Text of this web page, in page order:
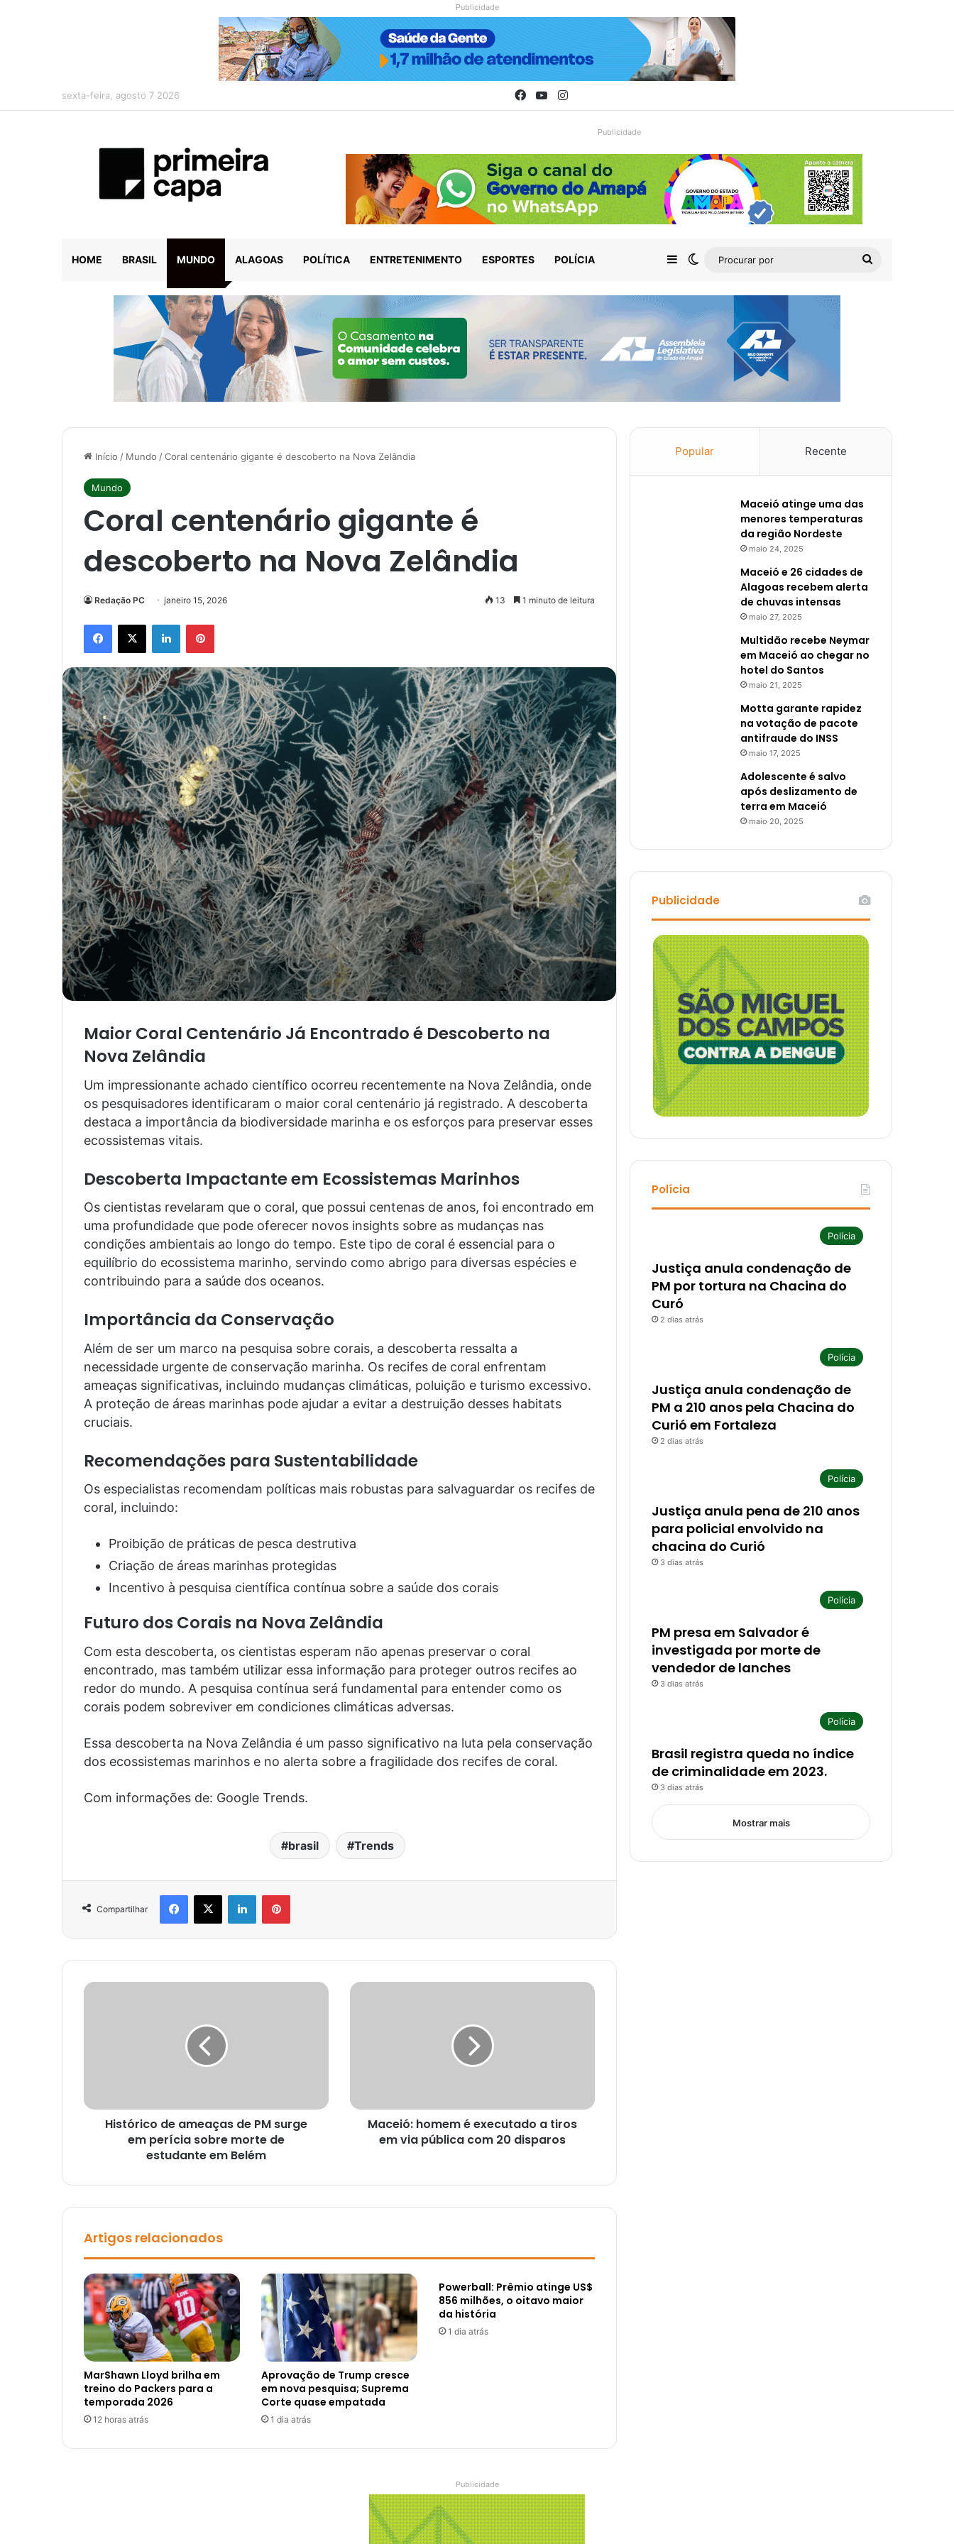
Publicidade
sexta-feira, agosto 7 2026 Facebook
YouTubeInstagram
Publicidade
HOME BRASIL MUNDO ALAGOAS POLÍTICA ENTRETENIMENTO ESPORTES POLÍCIA Barra Lateral
Switch skin
Procurar
Início / Mundo /Coral centenário gigante é descoberto na Nova Zelândia
Mundo
Coral centenário gigante é
descoberto na Nova Zelândia
Redação PC janeiro 15, 2026 13 1 minuto de leitura
Facebook
X LinkedinPinterest
Maior Coral Centenário Já Encontrado é Descoberto na
Nova Zelândia
Um impressionante achado científico ocorreu recentemente na Nova Zelândia, onde
os pesquisadores identificaram o maior coral centenário já registrado. A descoberta
destaca a importância da biodiversidade marinha e os esforços para preservar esses
ecossistemas vitais.
Descoberta Impactante em Ecossistemas Marinhos
Os cientistas revelaram que o coral, que possui centenas de anos, foi encontrado em
uma profundidade que pode oferecer novos insights sobre as mudanças nas
condições ambientais ao longo do tempo. Este tipo de coral é essencial para o
equilíbrio do ecossistema marinho, servindo como abrigo para diversas espécies e
contribuindo para a saúde dos oceanos.
Importância da Conservação
Além de ser um marco na pesquisa sobre corais, a descoberta ressalta a
necessidade urgente de conservação marinha. Os recifes de coral enfrentam
ameaças significativas, incluindo mudanças climáticas, poluição e turismo excessivo.
A proteção de áreas marinhas pode ajudar a evitar a destruição desses habitats
cruciais.
Recomendações para Sustentabilidade
Os especialistas recomendam políticas mais robustas para salvaguardar os recifes de
coral, incluindo:
Proibição de práticas de pesca destrutiva
Criação de áreas marinhas protegidas
Incentivo à pesquisa científica contínua sobre a saúde dos corais
Futuro dos Corais na Nova Zelândia
Com esta descoberta, os cientistas esperam não apenas preservar o coral
encontrado, mas também utilizar essa informação para proteger outros recifes ao
redor do mundo. A pesquisa contínua será fundamental para entender como os
corais podem sobreviver em condiciones climáticas adversas.
Essa descoberta na Nova Zelândia é um passo significativo na luta pela conservação
dos ecossistemas marinhos e no alerta sobre a fragilidade dos recifes de coral.
Com informações de: Google Trends.
brasil Trends
Compartilhar
Facebook
X LinkedinPinterest
Histórico de ameaças de PM surge
em perícia sobre morte de
estudante em Belém
Maceió: homem é executado a tiros
em via pública com 20 disparos
Artigos relacionados
MarShawn Lloyd brilha em
treino do Packers para a
temporada 2026
12 horas atrás
Aprovação de Trump cresce
em nova pesquisa; Suprema
Corte quase empatada
1 dia atrás
Powerball: Prêmio atinge US$
856 milhões, o oitavo maior
da história
1 dia atrás
Popular Recente
Maceió atinge uma das
menores temperaturas
da região Nordeste
maio 24, 2025
Maceió e 26 cidades de
Alagoas recebem alerta
de chuvas intensas
maio 27, 2025
Multidão recebe Neymar
em Maceió ao chegar no
hotel do Santos
maio 21, 2025
Motta garante rapidez
na votação de pacote
antifraude do INSS
maio 17, 2025
Adolescente é salvo
após deslizamento de
terra em Maceió
maio 20, 2025
Publicidade
Polícia
Polícia
Justiça anula condenação de
PM por tortura na Chacina do
Curó
2 dias atrás
Polícia
Justiça anula condenação de
PM a 210 anos pela Chacina do
Curió em Fortaleza
2 dias atrás
Polícia
Justiça anula pena de 210 anos
para policial envolvido na
chacina do Curió
3 dias atrás
Polícia
PM presa em Salvador é
investigada por morte de
vendedor de lanches
3 dias atrás
Polícia
Brasil registra queda no índice
de criminalidade em 2023.
3 dias atrás
Mostrar mais
Publicidade